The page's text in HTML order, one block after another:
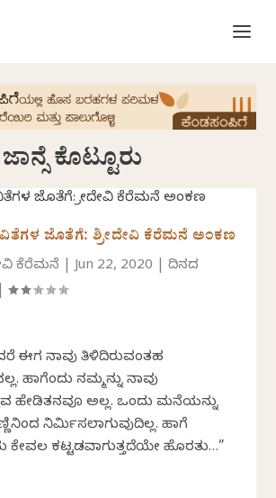
ಕೊಟ್ಟೂರು
ಜೊತೆಗೆ: ಶ್ರೀದೇವಿ ಕೆರೆಮನೆ ಅಂಕಣ
ಕೆರೆಮನೆ |Jun 22, 2020 |ದಿನದ
|
ಈಗ ನಾವು ತಿಳಿದಿರುವಂತಹ
ಹಾಗೆಂದು ನಮ್ಮನ್ನು ನಾವು
ಹೇಡಿತನವೂ ಅಲ್ಲ. ಒಂದು ಮನೆಯನ್ನು
ನಿರ್ಮಿಸಲಾಗುವುದಿಲ್ಲ. ಹಾಗೆ
ಕಟ್ಟಡವಾಗುತ್ತದೆಯೇ ಹೊರತು…”